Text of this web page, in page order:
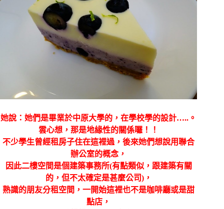
她說：她們是畢業於中原大學的，在學校學的設計…..。
雲心想，那是地緣性的關係囉！！
不少學生曾經租房子住在這裡過，後來她們想說用聯合
辦公室的概念，
因此二樓空間是個建築事務所(有點類似，跟建築有關
的，但不太確定是甚麼公司)，
熟識的朋友分租空間，一開始這裡也不是咖啡廳或是甜
點店，